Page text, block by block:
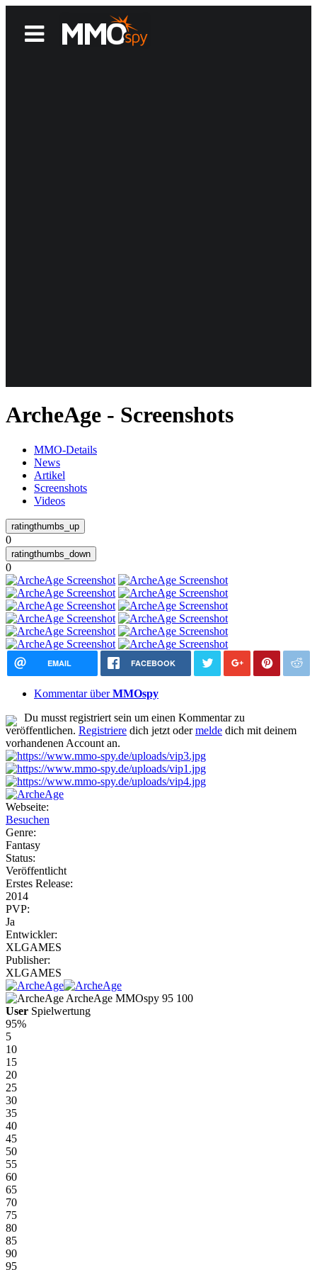
ArcheAge - Screenshots
MMO-Details
News
Artikel
Screenshots
Videos
0
0
EMAIL FACEBOOK
Kommentar überMMOspy
Du musst registriert sein um einen Kommentar zu
veröffentlichen. Registriere dich jetzt odermelde dich mit deinem
vorhandenen Account an.
Webseite:
Besuchen
Genre:
Fantasy
Status:
Veröffentlicht
Erstes Release:
2014
PVP:
Ja
Entwickler:
XLGAMES
Publisher:
XLGAMES
ArcheAge MMOspy 95 100
User Spielwertung
95%
5
10
15
20
25
30
35
40
45
50
55
60
65
70
75
80
85
90
95